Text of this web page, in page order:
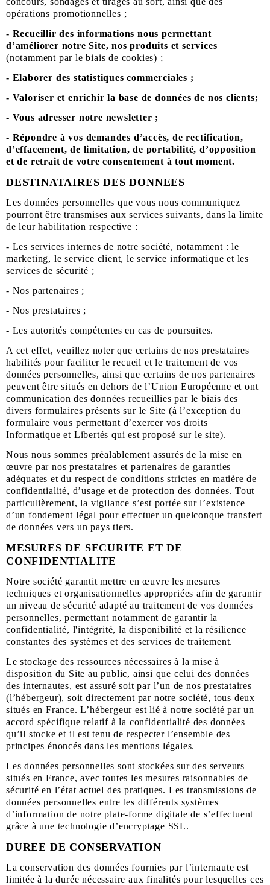
opérations promotionnelles ;
- Recueillir des informations nous permettant
d’améliorer notre Site, nos produits et services
(notamment par le biais de cookies) ;
- Elaborer des statistiques commerciales ;
- Valoriser et enrichir la base de données de nos clients;
- Vous adresser notre newsletter ;
- Répondre à vos demandes d’accès, de rectification,
d’effacement, de limitation, de portabilité, d’opposition
et de retrait de votre consentement à tout moment.
DESTINATAIRES DES DONNEES
Les données personnelles que vous nous communiquez
pourront être transmises aux services suivants, dans la limite
de leur habilitation respective :
- Les services internes de notre société, notamment : le
marketing, le service client, le service informatique et les
services de sécurité ;
- Nos partenaires ;
- Nos prestataires ;
- Les autorités compétentes en cas de poursuites.
A cet effet, veuillez noter que certains de nos prestataires
habilités pour faciliter le recueil et le traitement de vos
données personnelles, ainsi que certains de nos partenaires
peuvent être situés en dehors de l’Union Européenne et ont
communication des données recueillies par le biais des
divers formulaires présents sur le Site (à l’exception du
formulaire vous permettant d’exercer vos droits
Informatique et Libertés qui est proposé sur le site).
Nous nous sommes préalablement assurés de la mise en
œuvre par nos prestataires et partenaires de garanties
adéquates et du respect de conditions strictes en matière de
confidentialité, d’usage et de protection des données. Tout
particulièrement, la vigilance s’est portée sur l’existence
d’un fondement légal pour effectuer un quelconque transfert
de données vers un pays tiers.
MESURES DE SECURITE ET DE
CONFIDENTIALITE
Notre société garantit mettre en œuvre les mesures
techniques et organisationnelles appropriées afin de garantir
un niveau de sécurité adapté au traitement de vos données
personnelles, permettant notamment de garantir la
confidentialité, l'intégrité, la disponibilité et la résilience
constantes des systèmes et des services de traitement.
Le stockage des ressources nécessaires à la mise à
disposition du Site au public, ainsi que celui des données
des internautes, est assuré soit par l’un de nos prestataires
(l’hébergeur), soit directement par notre société, tous deux
situés en France. L’hébergeur est lié à notre société par un
accord spécifique relatif à la confidentialité des données
qu’il stocke et il est tenu de respecter l’ensemble des
principes énoncés dans les mentions légales.
Les données personnelles sont stockées sur des serveurs
situés en France, avec toutes les mesures raisonnables de
sécurité en l’état actuel des pratiques. Les transmissions de
données personnelles entre les différents systèmes
d’information de notre plate-forme digitale de s’effectuent
grâce à une technologie d’encryptage SSL.
DUREE DE CONSERVATION
La conservation des données fournies par l’internaute est
limitée à la durée nécessaire aux finalités pour lesquelles ces